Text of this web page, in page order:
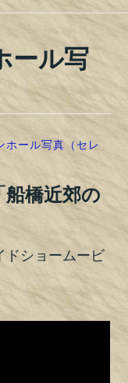
ール写
ホール写真（セレ
橋近郊の
ドショームービ